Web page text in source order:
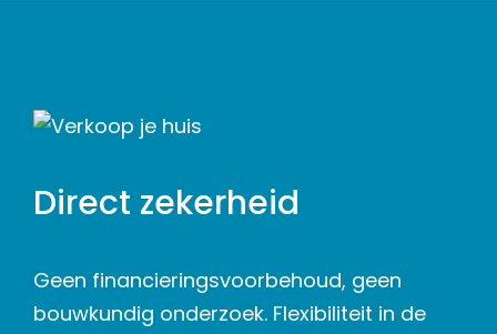
Direct zekerheid
Geen financieringsvoorbehoud, geen
bouwkundig onderzoek. Flexibiliteit in de